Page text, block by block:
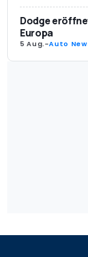
Dodge
Europa
5 Aug.-Auto